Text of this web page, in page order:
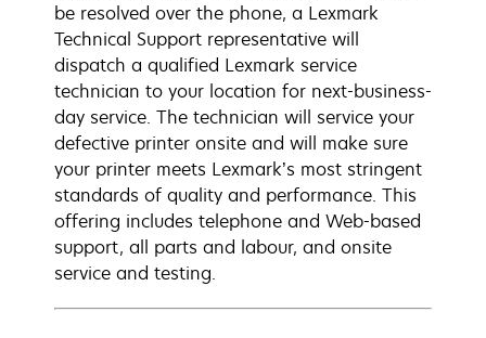
be resolved over the phone, a Lexmark
Technical Support representative will
dispatch a qualified Lexmark service
technician to your location for next-business-
day service. The technician will service your
defective printer onsite and will make sure
your printer meets Lexmark’s most stringent
standards of quality and performance. This
offering includes telephone and Web-based
support, all parts and labour, and onsite
service and testing.